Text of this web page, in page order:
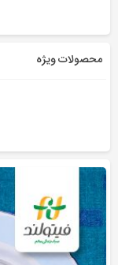
محصولات ویژه